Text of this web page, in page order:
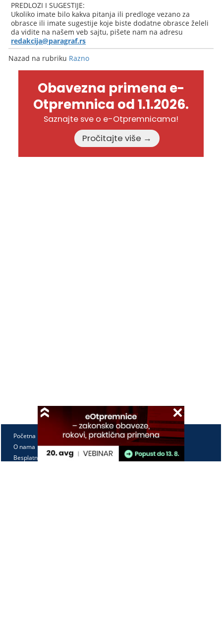
PREDLOZI I SUGESTIJE:
Ukoliko imate bilo kakva pitanja ili predloge vezano za
obrasce ili imate sugestije koje biste dodatne obrasce želeli
da vidite na našem veb sajtu, pišete nam na adresu
redakcija@paragraf.rs
Nazad na rubriku Razno
Obavezna primena e-
Otpremnica od 1.1.2026.
Saznajte sve o e-Otpremnicama!
Pročitajte više →
Početna
O nama
Besplatno